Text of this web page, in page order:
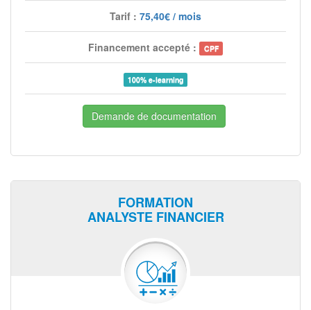
Tarif : 75,40€ / mois
Financement accepté : CPF
100% e-learning
Demande de documentation
FORMATION
ANALYSTE FINANCIER